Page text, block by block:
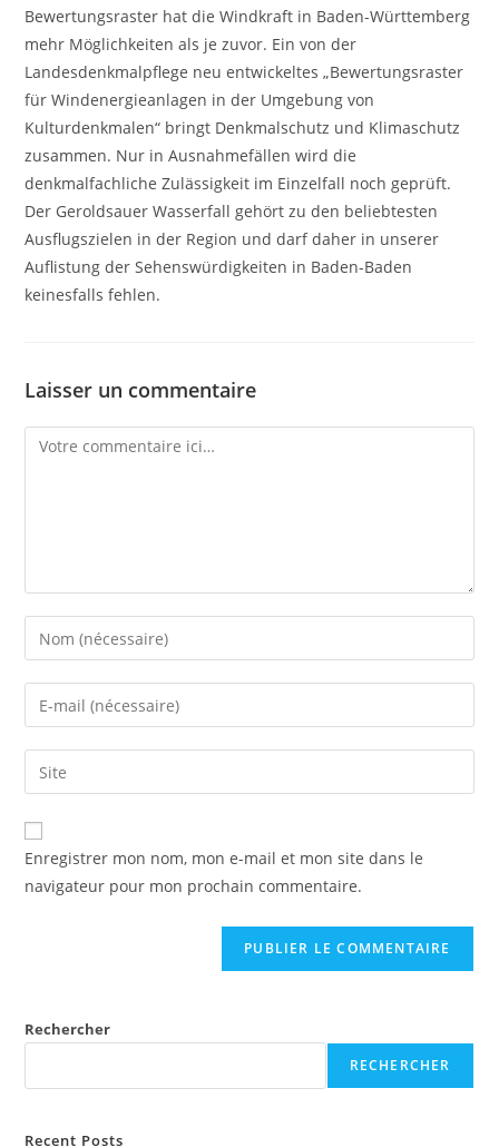
Bewertungsraster hat die Windkraft in Baden-Württemberg
mehr Möglichkeiten als je zuvor. Ein von der
Landesdenkmalpflege neu entwickeltes „Bewertungsraster
für Windenergieanlagen in der Umgebung von
Kulturdenkmalen“ bringt Denkmalschutz und Klimaschutz
zusammen. Nur in Ausnahmefällen wird die
denkmalfachliche Zulässigkeit im Einzelfall noch geprüft.
Der Geroldsauer Wasserfall gehört zu den beliebtesten
Ausflugszielen in der Region und darf daher in unserer
Auflistung der Sehenswürdigkeiten in Baden-Baden
keinesfalls fehlen.
Laisser un commentaire
Enregistrer mon nom, mon e-mail et mon site dans le
navigateur pour mon prochain commentaire.
Rechercher
RECHERCHER
Recent Posts